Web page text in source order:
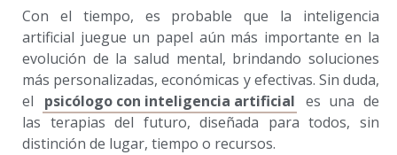
Con el tiempo, es probable que la inteligencia
artificial juegue un papel aún más importante en la
evolución de la salud mental, brindando soluciones
más personalizadas, económicas y efectivas. Sin duda,
el
psicólogo con inteligencia artificial es una de
las terapias del futuro, diseñada para todos, sin
distinción de lugar, tiempo o recursos.